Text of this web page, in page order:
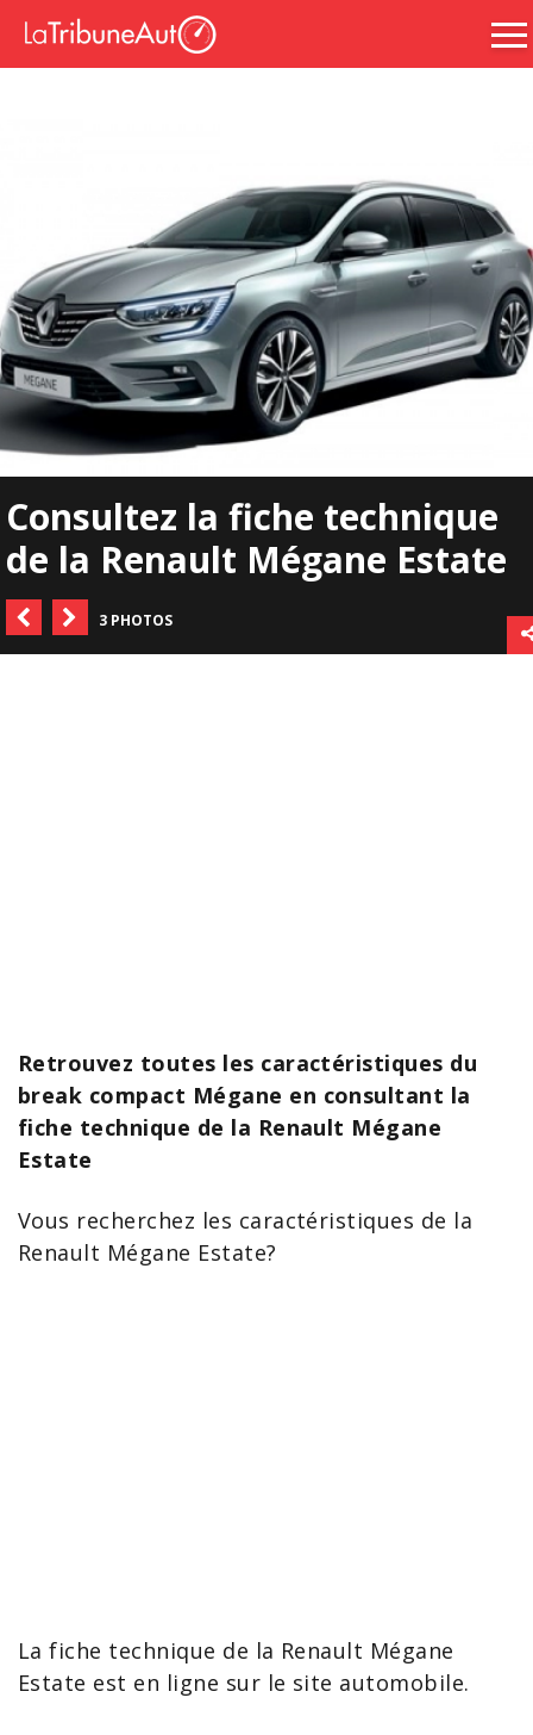
Consultez la fiche technique
de la Renault Mégane Estate
3 PHOTOS
Retrouvez toutes les caractéristiques du
break compact Mégane en consultant la
fiche technique de la Renault Mégane
Estate
Vous recherchez les caractéristiques de la
Renault Mégane Estate?
Lafiche technique de la Renault Mégane
Estate est en ligne sur le site automobile.